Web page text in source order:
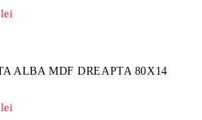
ALBA MDF DREAPTA 80X14